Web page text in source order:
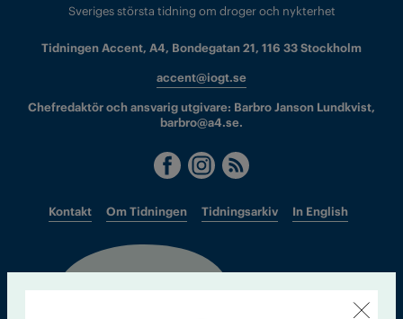
Sveriges största tidning om droger och nykterhet
Tidningen Accent, A4, Bondegatan 21, 116 33 Stockholm
accent@iogt.se
Chefredaktör och ansvarig utgivare: Barbro Janson Lundkvist,
barbro@a4.se.
Kontakt Om Tidningen Tidningsarkiv In English